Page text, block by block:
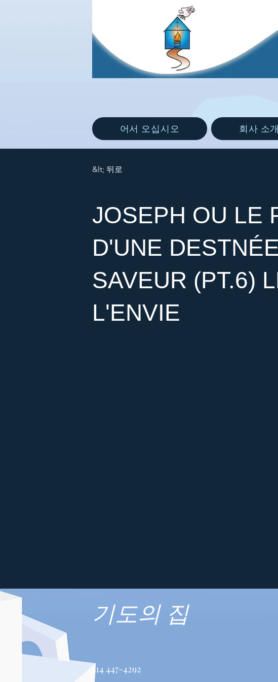
어서 오십시오 회사 소개
&lt; 뒤로
JOSEPH OU LE
D'UNE
SAVEUR (PT.6)
L'ENVIE
기도의 집
514 447-4292